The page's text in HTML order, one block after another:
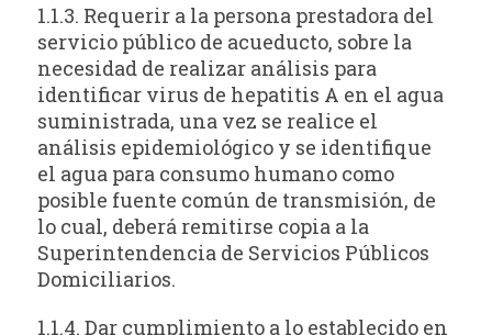
1.1.3. Requerir a la persona prestadora del
servicio público de acueducto, sobre la
necesidad de realizar análisis para
identificar virus de hepatitis A en el agua
suministrada, una vez se realice el
análisis epidemiológico y se identifique
el agua para consumo humano como
posible fuente común de transmisión, de
lo cual, deberá remitirse copia a la
Superintendencia de Servicios Públicos
Domiciliarios.
1.1.4. Dar cumplimiento a lo establecido en